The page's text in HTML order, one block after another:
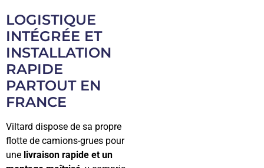
LOGISTIQUE
INTÉGRÉE ET
INSTALLATION
RAPIDE
PARTOUT EN
FRANCE
Viltard dispose de sa propre
flotte de camions-grues pour
une livraison rapide et un